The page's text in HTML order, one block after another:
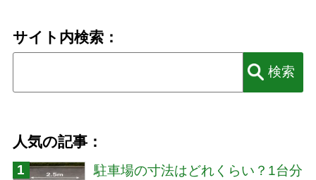
サイト内検索：
人気の記事：
駐車場の寸法はどれくらい？1台分